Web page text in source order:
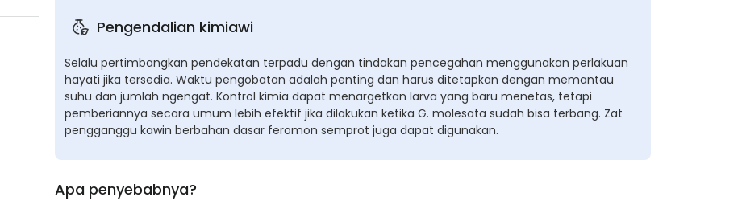
Pengendalian kimiawi
Selalu pertimbangkan pendekatan terpadu dengan tindakan pencegahan menggunakan perlakuan
hayati jika tersedia. Waktu pengobatan adalah penting dan harus ditetapkan dengan memantau
suhu dan jumlah ngengat. Kontrol kimia dapat menargetkan larva yang baru menetas, tetapi
pemberiannya secara umum lebih efektif jika dilakukan ketika G. molesata sudah bisa terbang. Zat
pengganggu kawin berbahan dasar feromon semprot juga dapat digunakan.
Apa penyebabnya?